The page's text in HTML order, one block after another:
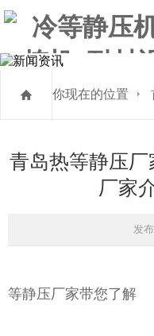
你现在的位置
青岛热等静压
厂家
发
等静压厂家带您了解